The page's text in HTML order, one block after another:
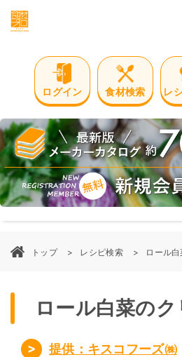
ログイン 食材検索 レ
トップ レシピ検索 ロール
ロール白菜の
提供：キスコフーズ㈱